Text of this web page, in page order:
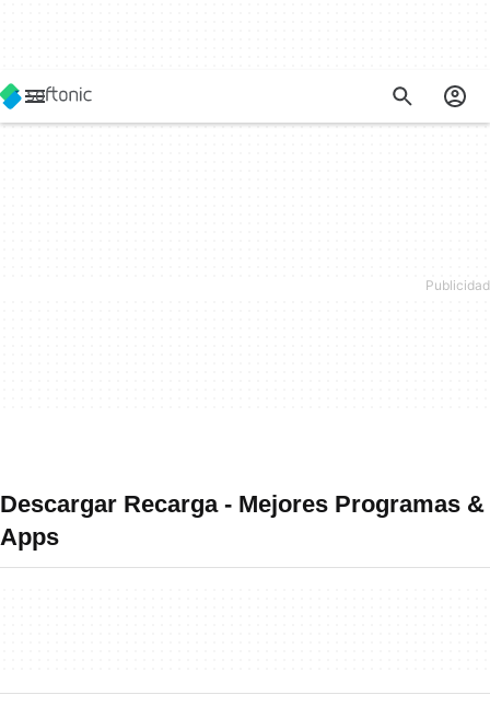
Descargar Recarga - Mejores Programas &
Apps